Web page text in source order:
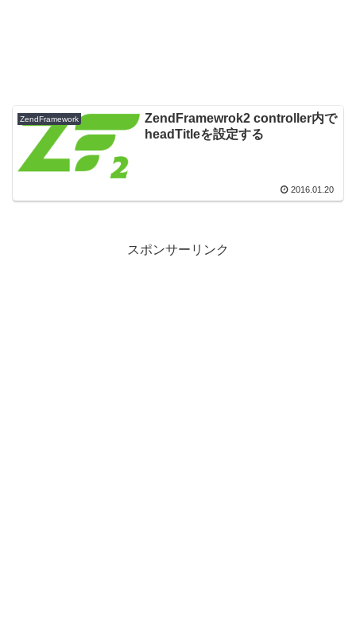
ZendFramework
ZendFramewrok2 controller内で
headTitleを設定する
2016.01.20
スポンサーリンク